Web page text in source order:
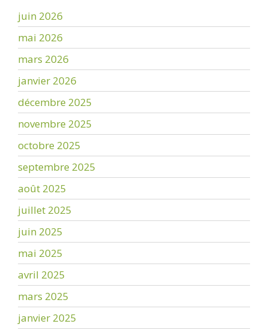
juin 2026
mai 2026
mars 2026
janvier 2026
décembre 2025
novembre 2025
octobre 2025
septembre 2025
août 2025
juillet 2025
juin 2025
mai 2025
avril 2025
mars 2025
janvier 2025